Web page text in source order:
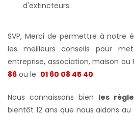
d'extincteurs.
SVP, Merci de permettre à notre
les meilleurs conseils pour
entreprise, association, maison ou
86 ou le 01 60 08 45 40
Nous connaissons bien les
bientôt 12 ans que nous aidons